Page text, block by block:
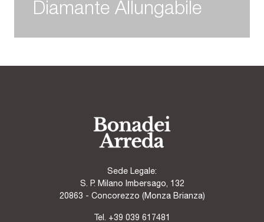
Diamante Allungabile
Sede Legale:
S. P. Milano Imbersago, 132
20863 - Concorezzo (Monza Brianza)
Tel. +39 039 617481